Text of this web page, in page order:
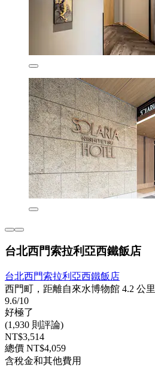
台北西門索拉利亞西鐵飯店
台北西門索拉利亞西鐵飯店
西門町，距離自來水博物館 4.2 公里
9.6/10
好極了
(1,930 則評論)
NT$3,514
總價 NT$4,059
含稅金和其他費用